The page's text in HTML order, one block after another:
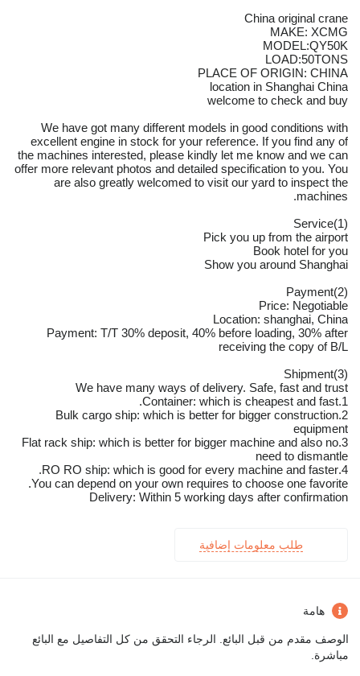
China original crane
MAKE: XCMG
MODEL:QY50K
LOAD:50TONS
PLACE OF ORIGIN: CHINA
location in Shanghai China
welcome to check and buy
We have got many different models in good conditions with
excellent engine in stock for your reference. If you find any of
the machines interested, please kindly let me know and we can
offer more relevant photos and detailed specification to you. You
are also greatly welcomed to visit our yard to inspect the
machines.
(1)Service
Pick you up from the airport
Book hotel for you
Show you around Shanghai
(2)Payment
Price: Negotiable
Location: shanghai, China
Payment: T/T 30% deposit, 40% before loading, 30% after
receiving the copy of B/L
(3)Shipment
We have many ways of delivery. Safe, fast and trust
1.Container: which is cheapest and fast.
2.Bulk cargo ship: which is better for bigger construction
equipment
3.Flat rack ship: which is better for bigger machine and also no
need to dismantle
4.RO RO ship: which is good for every machine and faster.
You can depend on your own requires to choose one favorite.
Delivery: Within 5 working days after confirmation
طلب معلومات إضافية
هامة
الوصف مقدم من قبل البائع. الرجاء التحقق من كل التفاصيل مع البائع
مباشرة.